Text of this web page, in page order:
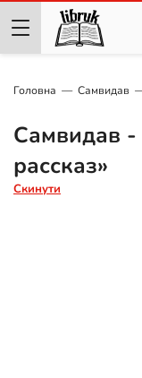
Головна Самвидав
Самвидав -
рассказ»
Скинути